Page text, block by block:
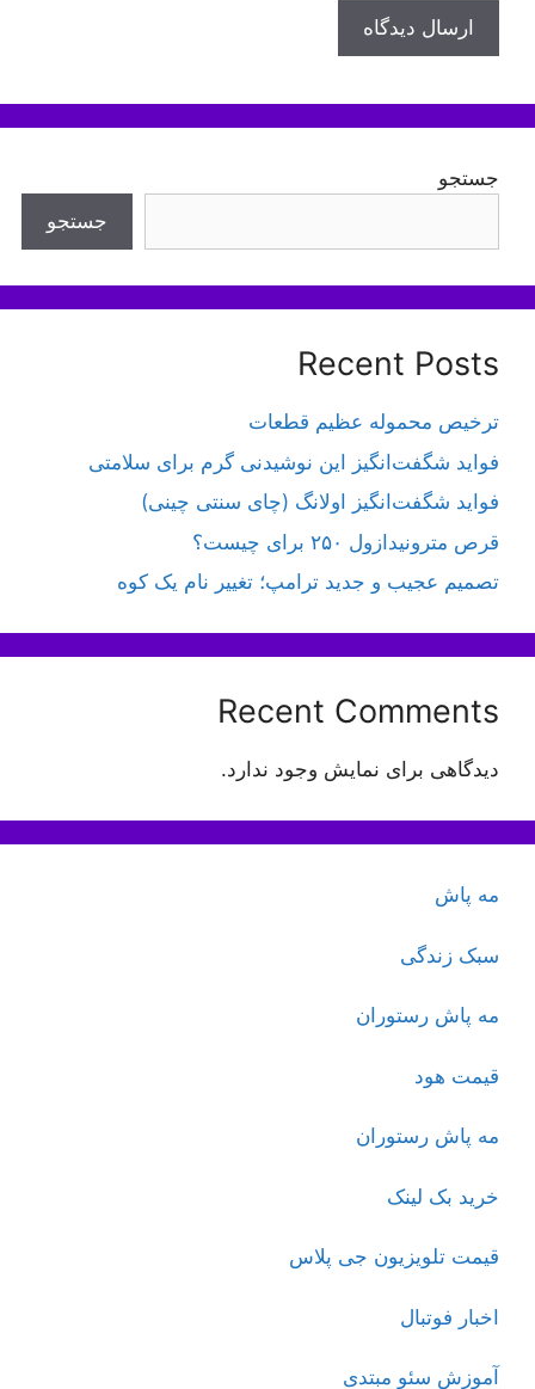
جستجو
جستجو
Recent Posts
ترخیص محموله عظیم قطعات
فواید شگفت‌انگیز این نوشیدنی گرم برای سلامتی
فواید شگفت‌انگیز اولانگ (چای سنتی چینی)
قرص مترونیدازول ۲۵۰ برای چیست؟
تصمیم عجیب و جدید ترامپ؛ تغییر نام یک کوه
Recent Comments
دیدگاهی برای نمایش وجود ندارد.
مه پاش
سبک زندگی
مه پاش رستوران
قیمت هود
مه پاش رستوران
خرید بک لینک
قیمت تلویزیون جی پلاس
اخبار فوتبال
آموزش سئو مبتدی